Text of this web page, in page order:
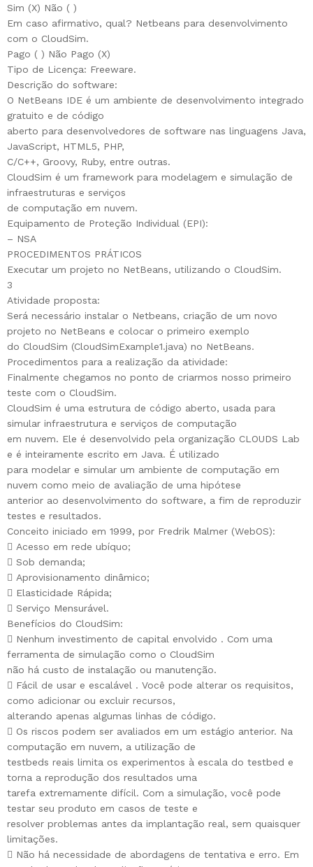
Sim (X) Não ( )
Em caso afirmativo, qual? Netbeans para desenvolvimento
com o CloudSim.
Pago ( ) Não Pago (X)
Tipo de Licença: Freeware.
Descrição do software:
O NetBeans IDE é um ambiente de desenvolvimento integrado
gratuito e de código
aberto para desenvolvedores de software nas linguagens Java,
JavaScript, HTML5, PHP,
C/C++, Groovy, Ruby, entre outras.
CloudSim é um framework para modelagem e simulação de
infraestruturas e serviços
de computação em nuvem.
Equipamento de Proteção Individual (EPI):
– NSA
PROCEDIMENTOS PRÁTICOS
Executar um projeto no NetBeans, utilizando o CloudSim.
3
Atividade proposta:
Será necessário instalar o Netbeans, criação de um novo
projeto no NetBeans e colocar o primeiro exemplo
do CloudSim (CloudSimExample1.java) no NetBeans.
Procedimentos para a realização da atividade:
Finalmente chegamos no ponto de criarmos nosso primeiro
teste com o CloudSim.
CloudSim é uma estrutura de código aberto, usada para
simular infraestrutura e serviços de computação
em nuvem. Ele é desenvolvido pela organização CLOUDS Lab
e é inteiramente escrito em Java. É utilizado
para modelar e simular um ambiente de computação em
nuvem como meio de avaliação de uma hipótese
anterior ao desenvolvimento do software, a fim de reproduzir
testes e resultados.
Conceito iniciado em 1999, por Fredrik Malmer (WebOS):
 Acesso em rede ubíquo;
 Sob demanda;
 Aprovisionamento dinâmico;
 Elasticidade Rápida;
 Serviço Mensurável.
Benefícios do CloudSim:
 Nenhum investimento de capital envolvido . Com uma
ferramenta de simulação como o CloudSim
não há custo de instalação ou manutenção.
 Fácil de usar e escalável . Você pode alterar os requisitos,
como adicionar ou excluir recursos,
alterando apenas algumas linhas de código.
 Os riscos podem ser avaliados em um estágio anterior. Na
computação em nuvem, a utilização de
testbeds reais limita os experimentos à escala do testbed e
torna a reprodução dos resultados uma
tarefa extremamente difícil. Com a simulação, você pode
testar seu produto em casos de teste e
resolver problemas antes da implantação real, sem quaisquer
limitações.
 Não há necessidade de abordagens de tentativa e erro. Em